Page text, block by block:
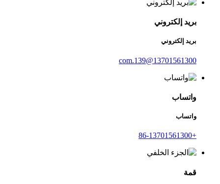
بريد إلكتروني
بريد إلكتروني
13701561300@139.com
واتساب
واتساب
+86-13701561300
قمة